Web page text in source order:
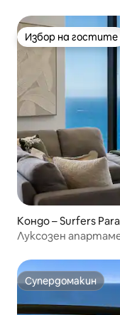
Избор на гостите
Избор на гостите
Кондо – Surfers
Луксозен
Супердомакин
Супердомакин